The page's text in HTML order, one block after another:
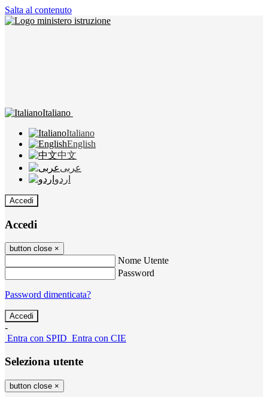
Salta al contenuto
Italiano
Italiano
English
中文
عربى
اردو
Accedi
Accedi
button close ×
Nome Utente
Password
Password dimenticata?
-
Entra con SPID Entra con CIE
Seleziona utente
button close ×